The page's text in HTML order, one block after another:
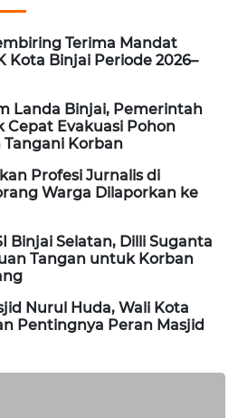
Terima Mandat
Kota Binjai Periode 2026–
Landa Binjai, Pemerintah
Cepat Evakuasi Pohon
Korban
Profesi Jurnalis di
Warga Dilaporkan ke
Binjai Selatan, Dilli Suganta
Tangan untuk Korban
Nurul Huda, Wali Kota
Pentingnya Peran Masjid